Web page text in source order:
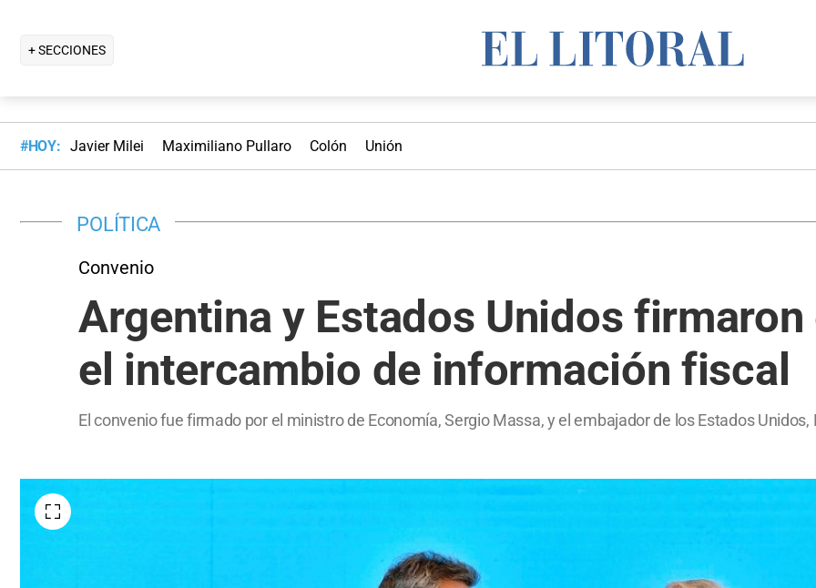
+ SECCIONES
#HOY: Javier Milei Maximiliano Pullaro Colón Unión
POLÍTICA
Convenio
Argentina y Estados Unidos
el intercambio de información fiscal
El convenio fue firmado por el ministro de Economía, Sergio Massa, y el embajador de los Estados Unidos,